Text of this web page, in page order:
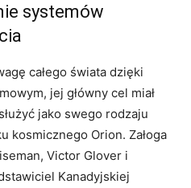
systemów
całego świata dzięki
jej główny cel miał
jako swego rodzaju
kosmicznego Orion. Załoga
Victor Glover i
Kanadyjskiej